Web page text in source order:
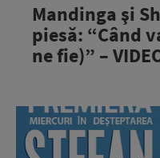
Mandinga şi
piesă: “Când
ne fie)” –